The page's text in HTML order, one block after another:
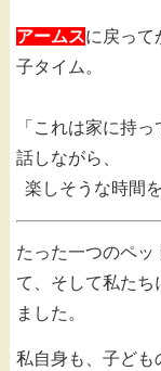
アームスに戻って
子タイム。
「これは家に持
話しながら、
楽しそうな時間
たった一つのペッ
て、そして私たち
ました。
私自身も、子ども